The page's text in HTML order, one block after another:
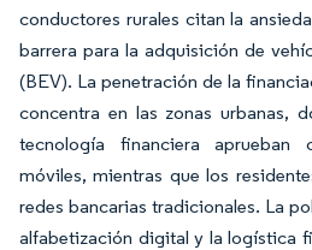
conductores rurales citan la
barrera para la adquisición de
(BEV). La penetración de la
concentra en las zonas urbanas,
tecnología financiera aprueban
móviles, mientras que los
redes bancarias tradicionales. La
alfabetización digital y la logística